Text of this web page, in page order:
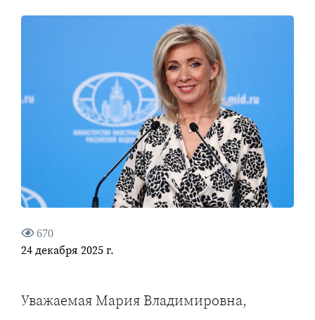
670
24 декабря 2025 г.
Уважаемая Мария Владимировна,